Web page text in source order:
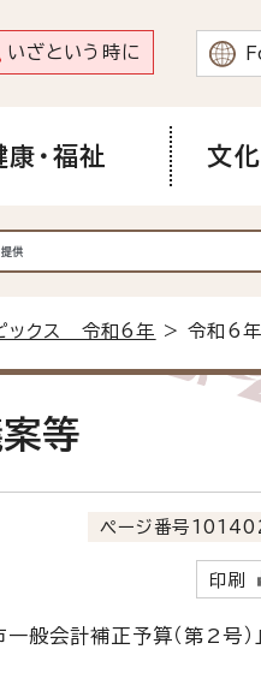
いざという時に
康・福祉 文
ックス 令和6年 > 令和6年
等
ページ番号
印刷
会計補正予算（第2号）